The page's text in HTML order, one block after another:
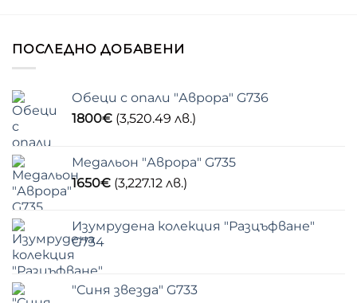
ПОСЛЕДНО ДОБАВЕНИ
Обеци с опали "Аврора" G736
1800€ (3,520.49 лв.)
Медальон "Аврора" G735
1650€ (3,227.12 лв.)
Изумрудена колекция "Разцъфване"
G734
"Синя звезда" G733